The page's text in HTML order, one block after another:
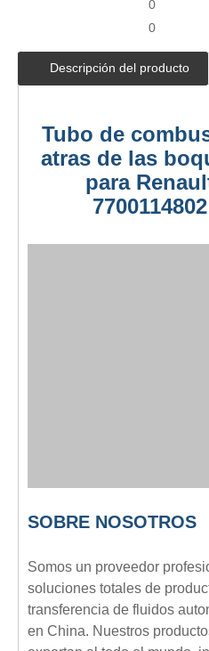
0
0
Descripción del producto
Tubo de
atras de las
para
7700114802
SOBRE NOSOTROS
Somos un proveedor
soluciones totales de
transferencia de fluidos
en China. Nuestros